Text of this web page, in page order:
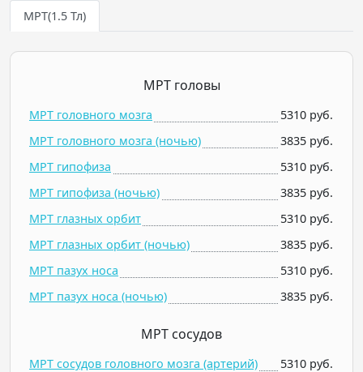
МРТ(1.5 Тл)
МРТ головы
МРТ головного мозга
5310 руб.
МРТ головного мозга (ночью)
3835 руб.
МРТ гипофиза
5310 руб.
МРТ гипофиза (ночью)
3835 руб.
МРТ глазных орбит
5310 руб.
МРТ глазных орбит (ночью)
3835 руб.
МРТ пазух носа
5310 руб.
МРТ пазух носа (ночью)
3835 руб.
МРТ сосудов
МРТ сосудов головного мозга (артерий)
5310 руб.